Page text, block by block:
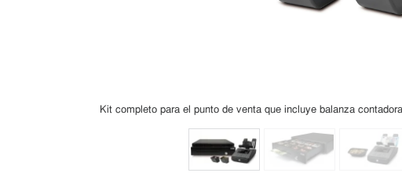
Kit completo para el punto de venta que incluye balanza